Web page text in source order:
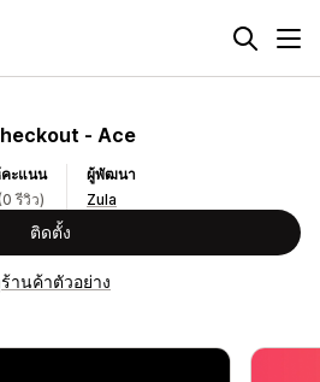
‑ Ace
คะแนน
รีวิว)
ผู้พัฒนา
Zula
ติดตั้ง
านค้าตัวอย่าง